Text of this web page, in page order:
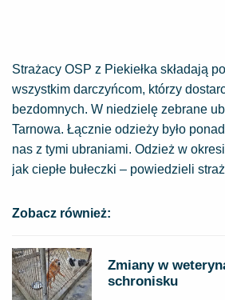
Strażacy OSP z Piekiełka składają
wszystkim darczyńcom, którzy
bezdomnych. W niedzielę zebrane
Tarnowa. Łącznie odzieży było
nas z tymi ubraniami. Odzież w
jak ciepłe bułeczki – powiedzieli
Zobacz również:
Zmiany w
schronisku